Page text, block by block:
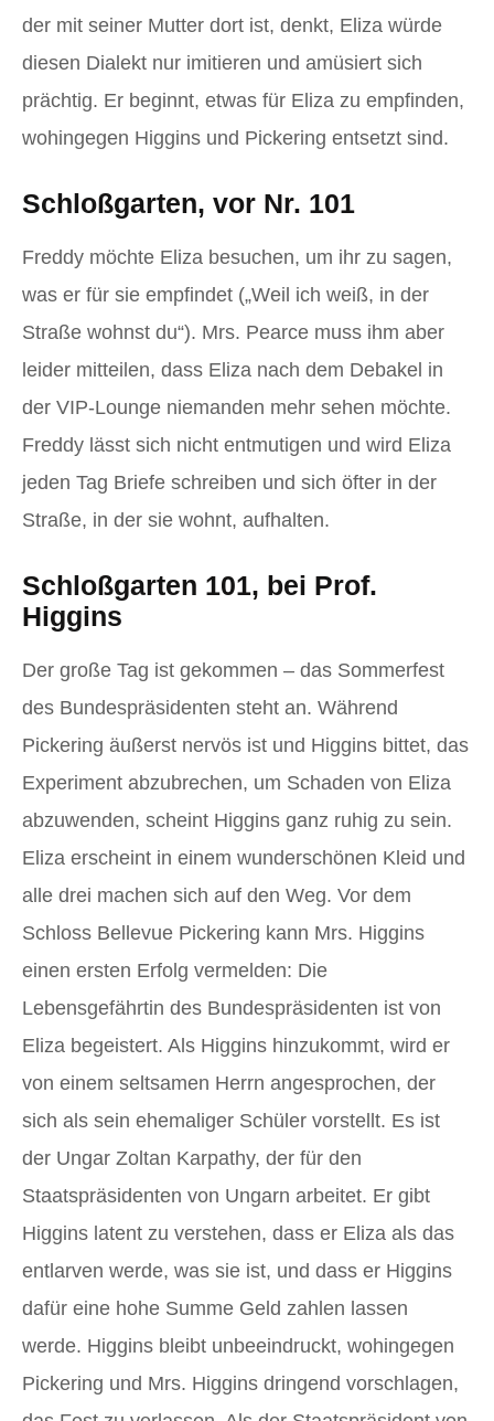
der mit seiner Mutter dort ist, denkt, Eliza würde
diesen Dialekt nur imitieren und amüsiert sich
prächtig. Er beginnt, etwas für Eliza zu empfinden,
wohingegen Higgins und Pickering entsetzt sind.
Schloßgarten, vor Nr. 101
Freddy möchte Eliza besuchen, um ihr zu sagen,
was er für sie empfindet („Weil ich weiß, in der
Straße wohnst du“). Mrs. Pearce muss ihm aber
leider mitteilen, dass Eliza nach dem Debakel in
der VIP-Lounge niemanden mehr sehen möchte.
Freddy lässt sich nicht entmutigen und wird Eliza
jeden Tag Briefe schreiben und sich öfter in der
Straße, in der sie wohnt, aufhalten.
Schloßgarten 101, bei Prof.
Higgins
Der große Tag ist gekommen – das Sommerfest
des Bundespräsidenten steht an. Während
Pickering äußerst nervös ist und Higgins bittet, das
Experiment abzubrechen, um Schaden von Eliza
abzuwenden, scheint Higgins ganz ruhig zu sein.
Eliza erscheint in einem wunderschönen Kleid und
alle drei machen sich auf den Weg. Vor dem
Schloss Bellevue Pickering kann Mrs. Higgins
einen ersten Erfolg vermelden: Die
Lebensgefährtin des Bundespräsidenten ist von
Eliza begeistert. Als Higgins hinzukommt, wird er
von einem seltsamen Herrn angesprochen, der
sich als sein ehemaliger Schüler vorstellt. Es ist
der Ungar Zoltan Karpathy, der für den
Staatspräsidenten von Ungarn arbeitet. Er gibt
Higgins latent zu verstehen, dass er Eliza als das
entlarven werde, was sie ist, und dass er Higgins
dafür eine hohe Summe Geld zahlen lassen
werde. Higgins bleibt unbeeindruckt, wohingegen
Pickering und Mrs. Higgins dringend vorschlagen,